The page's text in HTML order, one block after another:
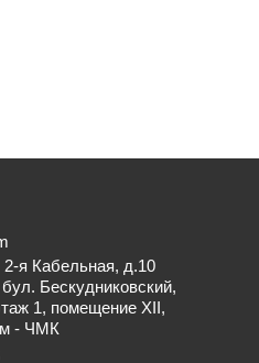
2-я Кабельная, д.10
Бескудниковский,
1, помещение XII,
- ЧМК